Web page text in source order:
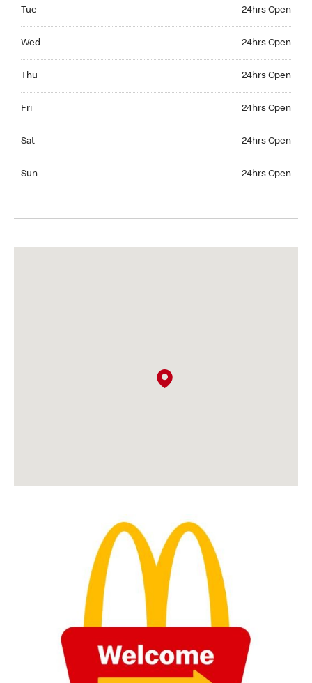
Tue 24hrs Open
Wed 24hrs Open
Thu 24hrs Open
Fri 24hrs Open
Sat 24hrs Open
Sun 24hrs Open